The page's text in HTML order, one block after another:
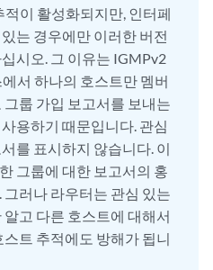
이 활성화되지만, 인터페
는 경우에만 이러한 버전
시오. 그 이유는 IGMPv2
서 하나의 호스트만 멤버
룹 가입 보고서를 보내는
용하기 때문입니다. 관심
를 표시하지 않습니다. 이
그룹에 대한 보고서의 홍
러나 라우터는 관심 있는
고 다른 호스트에 대해서
트 추적에도 방해가 됩니